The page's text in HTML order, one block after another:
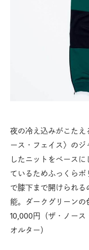
夜の冷え込みがこたえ
ース・フェイス〉のジ
したニットをベース
ているためふっくら
で膝下まで開けられ
能。ダークグリーンの
10,000円（ザ・ノー
オルター）